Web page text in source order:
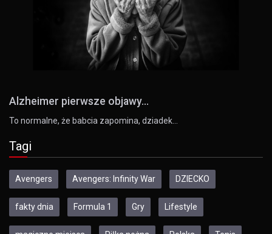
Alzheimer pierwsze objawy...
To normalne, że babcia zapomina, dziadek…
Tagi
Avengers Avengers: Infinity War DZIECKO
fakty dnia Formula 1 Gry Lifestyle